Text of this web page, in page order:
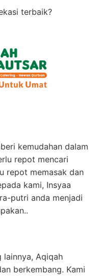
terbaik?
kemudahan dalam
repot mencari
repot memasak dan
kami, Insyaa
putri anda menjadi
lainnya, Aqiqah
berkembang. Kami